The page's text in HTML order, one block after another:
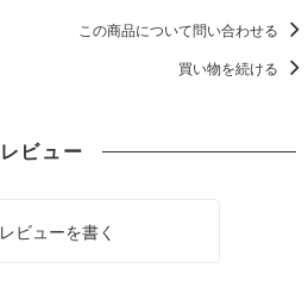
この商品について問い合わせる
買い物を続ける
レビュー
レビューを書く